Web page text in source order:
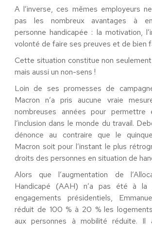
A l’inverse, ces mêmes employeurs
pas les nombreux avantages à
personne handicapée : la motivation,
volonté de faire ses preuves et de bien
Cette situation constitue non
mais aussi un non-sens !
Loin de ses promesses de
Macron n’a pris aucune vraie
nombreuses années pour permettre
l’inclusion dans le monde du travail.
dénonce au contraire que le
Macron soit pour l’instant le plus
droits des personnes en situation de
Alors que l’augmentation de
Handicapé (AAH) n’a pas été à la
engagements présidentiels,
réduit de 100 % à 20 % les
aux personnes à mobilité réduite. Il